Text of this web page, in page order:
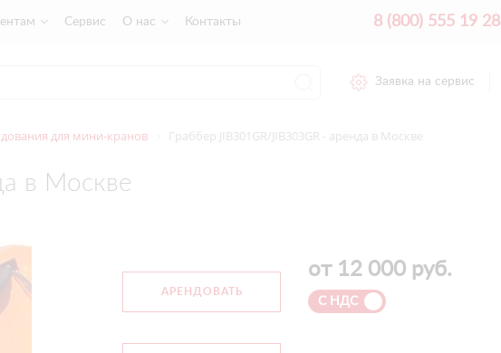
Сервис О нас Контакты 8 (800) 555 19 28
Заявка на сервис
для мини-кранов Граббер JIB301GR/JIB303GR - аренда в Москве
в Москве
АРЕНДОВАТЬ
от 12 000 руб.
С НДС